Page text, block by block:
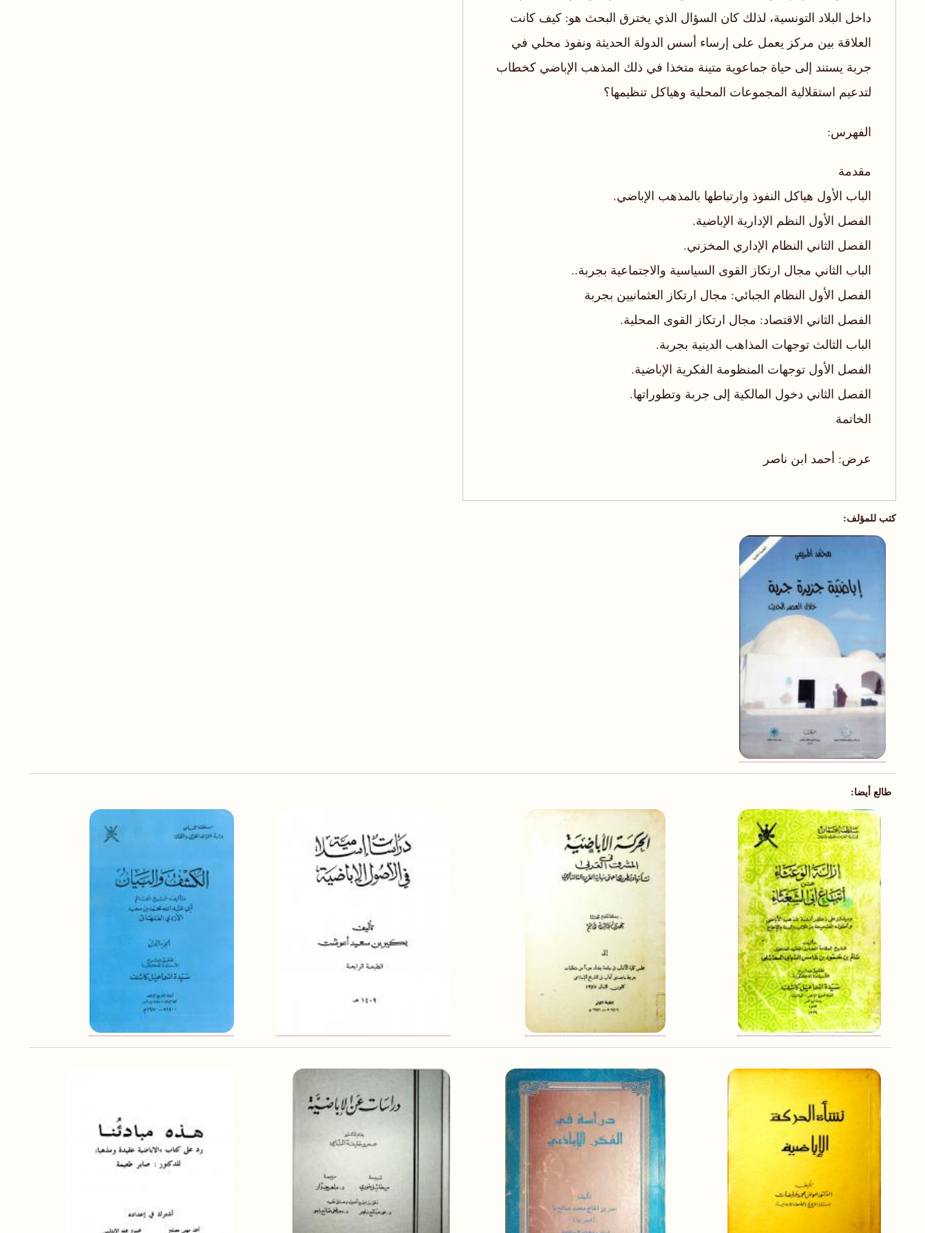
داخل البلاد التونسية، لذلك كان السؤال الذي يخترق البحث هو: كيف كانت
العلاقة بين مركز يعمل على إرساء أسس الدولة الحديثة ونفوذ محلي في
جربة يستند إلى حياة جماعوية متينة متخذا في ذلك المذهب الإباضي كخطاب
لتدعيم استقلالية المجموعات المحلية وهياكل تنظيمها؟
الفهرس:
مقدمة
الباب الأول هياكل النفوذ وارتباطها بالمذهب الإباضي.
الفصل الأول النظم الإدارية الإباضية.
الفصل الثاني النظام الإداري المخزني.
الباب الثاني مجال ارتكاز القوى السياسية والاجتماعية بجربة..
الفصل الأول النظام الجبائي: مجال ارتكاز العثمانيين بجربة
الفصل الثاني الاقتصاد: مجال ارتكاز القوى المحلية.
الباب الثالث توجهات المذاهب الدينية بجربة.
الفصل الأول توجهات المنظومة الفكرية الإباضية.
الفصل الثاني دخول المالكية إلى جربة وتطوراتها.
الخاتمة
عرض: أحمد ابن ناصر
كتب للمؤلف:
طالع أيضا